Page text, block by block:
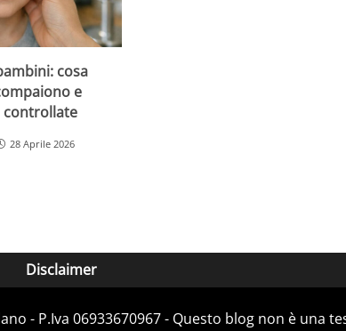
cosa
e
controllate
28 Aprile 2026
Disclaimer
- P.Iva 06933670967 - Questo blog non è una